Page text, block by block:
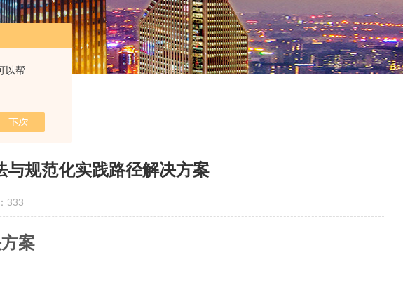
以帮
规范化实践路径解决方案
333
案